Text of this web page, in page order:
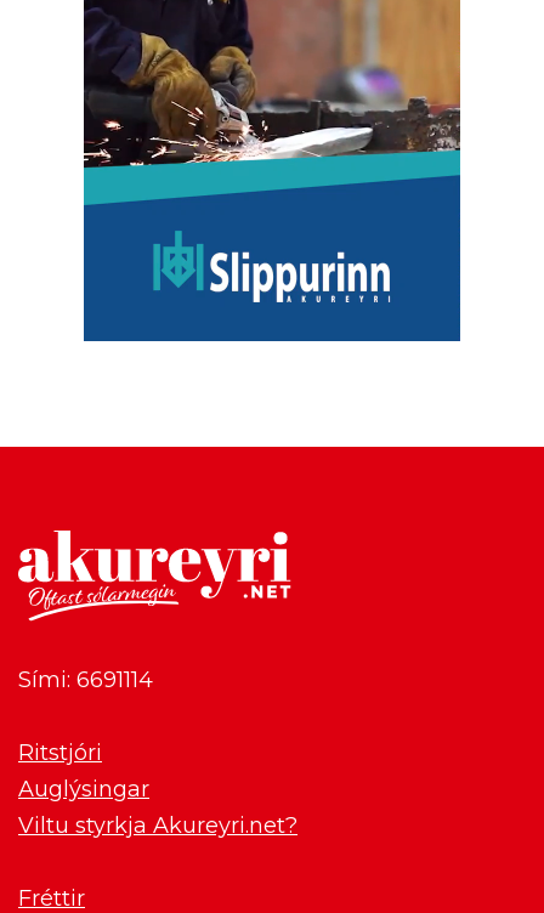
Sími: 6691114
Ritstjóri
Auglýsingar
Viltu styrkja Akureyri.net?
Fréttir